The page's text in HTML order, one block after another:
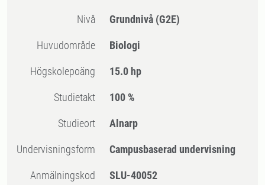
Nivå Grundnivå (G2E)
Huvudområde Biologi
högskolepoäng 15.0 hp
Studietakt 100 %
Studieort Alnarp
Undervisningsform Campusbaserad undervisning
Anmälningskod SLU-40052